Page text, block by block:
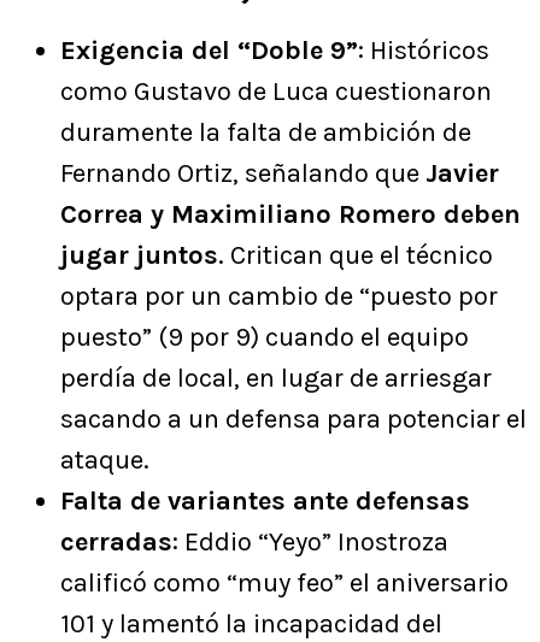
Exigencia del “Doble 9”: Históricos
como Gustavo de Luca cuestionaron
duramente la falta de ambición de
Fernando Ortiz, señalando que Javier
Correa y Maximiliano Romero deben
jugar juntos. Critican que el técnico
optara por un cambio de “puesto por
puesto” (9 por 9) cuando el equipo
perdía de local, en lugar de arriesgar
sacando a un defensa para potenciar el
ataque.
Falta de variantes ante defensas
cerradas: Eddio “Yeyo” Inostroza
calificó como “muy feo” el aniversario
101 y lamentó la incapacidad del